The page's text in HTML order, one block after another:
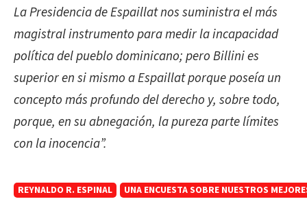
La Presidencia de Espaillat nos suministra el más
magistral instrumento para medir la incapacidad
política del pueblo dominicano; pero Billini es
superior en si mismo a Espaillat porque poseía un
concepto más profundo del derecho y, sobre todo,
porque, en su abnegación, la pureza parte límites
con la inocencia”.
REYNALDO R. ESPINAL UNA ENCUESTA SOBRE NUESTROS